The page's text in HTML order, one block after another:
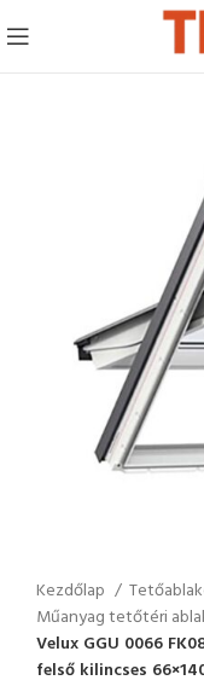
Kezdőlap
Műanyag tetőtéri
Velux GGU 0066
felső kilincses